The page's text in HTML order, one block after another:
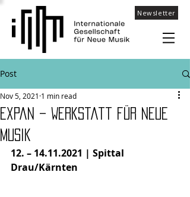
Newsletter
Post
Expan – Werkstatt für Neue
Musik
Nov 5, 2021 1 min read
12. – 14.11.2021 | Spittal
Drau/Kärnten